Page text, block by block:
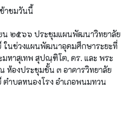
าชมวันนี้
๒๕๖๖ ประชุมแผนพัฒนาวิทยาลัย
นช่วงแผนพัฒนาอุดมศึกษาระยะที่
หาสุเทพ สุปณฺฑิโต, ดร. และ พระ
ห้องประชุมชั้น ๓ อาคารวิทยาลัย
ำบลหนองโรง อำเภอพนมทวน